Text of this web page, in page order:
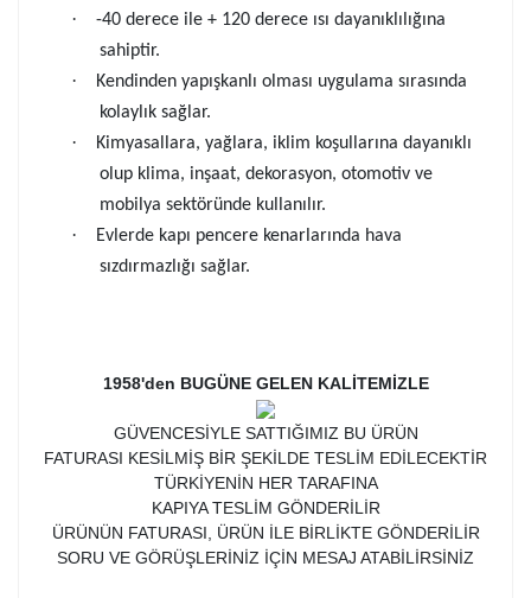
·
-40 derece ile + 120 derece ısı dayanıklılığına
sahiptir.
·
Kendinden yapışkanlı olması uygulama sırasında
kolaylık sağlar.
·
Kimyasallara, yağlara, iklim koşullarına dayanıklı
olup klima, inşaat, dekorasyon, otomotiv ve
mobilya sektöründe kullanılır.
·
Evlerde kapı pencere kenarlarında hava
sızdırmazlığı sağlar.
1958'den BUGÜNE GELEN KALİTEMİZLE
GÜVENCESİYLE SATTIĞIMIZ BU ÜRÜN
FATURASI KESİLMİŞ BİR ŞEKİLDE TESLİM EDİLECEKTİR
TÜRKİYENİN HER TARAFINA
KAPIYA TESLİM GÖNDERİLİR
ÜRÜNÜN FATURASI, ÜRÜN İLE BİRLİKTE GÖNDERİLİR
SORU VE GÖRÜŞLERİNİZ İÇİN MESAJ ATABİLİRSİNİZ